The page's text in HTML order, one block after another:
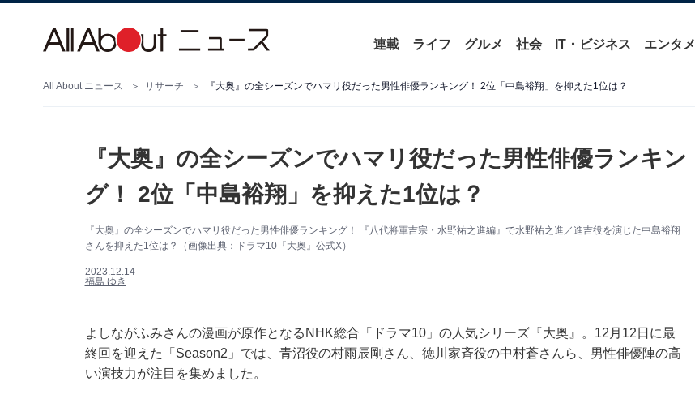
連載 ライフ グルメ 社会 IT・ビジネス エンタメ
All About ニュース リサーチ 『大奥』の全シーズンでハマリ役だった男性俳優ランキング！ 2位「中島裕翔」を抑えた1位は？
『大奥』の全シーズンでハマリ役だった男性俳優ランキン
グ！ 2位「中島裕翔」を抑えた1位は？
『大奥』の全シーズンでハマリ役だった男性俳優ランキング！ 『八代将軍吉宗・水野祐之進編』で水野祐之進／進吉役を演じた中島裕翔
さんを抑えた1位は？（画像出典：ドラマ10『大奥』公式X）
2023.12.14
福島 ゆき
よしながふみさんの漫画が原作となるNHK総合「ドラマ10」の人気シリーズ『大奥』。12月12日に最
終回を迎えた「Season2」では、青沼役の村雨辰剛さん、徳川家斉役の中村蒼さんら、男性俳優陣の高
い演技力が注目を集めました。